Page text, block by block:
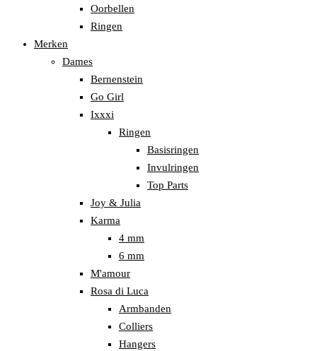
Oorbellen
Ringen
Merken
Dames
Bernenstein
Go Girl
Ixxxi
Ringen
Basisringen
Invulringen
Top Parts
Joy & Julia
Karma
4 mm
6 mm
M'amour
Rosa di Luca
Armbanden
Colliers
Hangers